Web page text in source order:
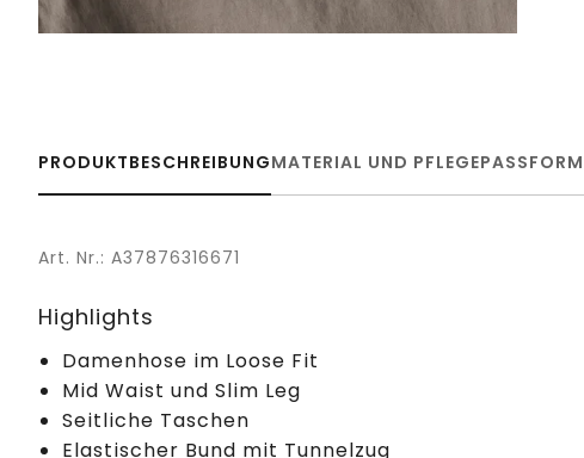
PRODUKTBESCHREIBUNGMATERIAL UND PFLEGEPASSFORM
Art. Nr.: A37876316671
Highlights
Damenhose im Loose Fit
Mid Waist und Slim Leg
Seitliche Taschen
Elastischer Bund mit Tunnelzug